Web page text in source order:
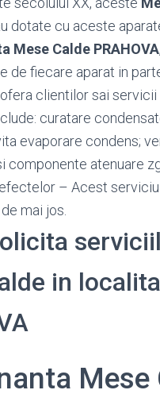
dotate cu aceste
Mese Calde PRAHOVA
de fiecare aparat in
clientilor sai
curatare
evaporare condens;
componente atenuare
– Acest
mai jos.
in
Mese